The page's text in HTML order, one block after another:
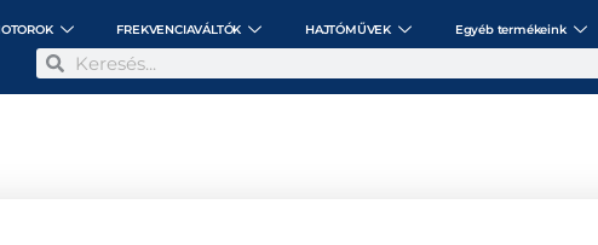
FREKVENCIAVÁLTÓK HAJTÓMŰVEK Egyéb termékeink